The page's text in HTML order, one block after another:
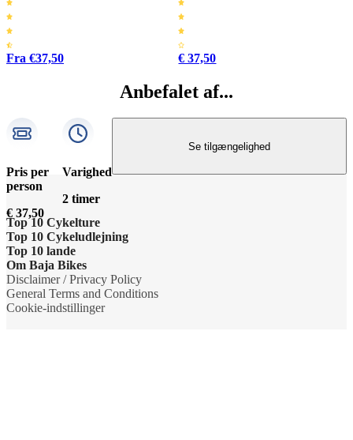
Fra €37,50 € 37,50
Anbefalet af...
Pris per
person
€ 37,50
Varighed
2 timer
Se tilgængelighed
Top 10 Cykelture
Cykeltur i Barcelona: højdepunkterne
Cykeltur i Berlin: højdepunkterne
Tur til Paris: højdepunkter
Top 10 Cykeludlejning
Barcelona Cykeludlejning
Berlin Cykeludlejning
Paris Cykeludlejning
Top 10 lande
Cykelture i Holland
Cykelture i Portugal
Om Baja Bikes
Kontakt os
Disclaimer / Privacy Policy
General Terms and Conditions
Cookie-indstillinger